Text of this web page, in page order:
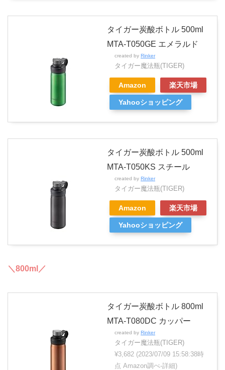
タイガー炭酸ボトル 500ml
MTA-T050GE エメラルド
created by Rinker
タイガー魔法瓶(TIGER)
Amazon 楽天市場
Yahooショッピング
タイガー炭酸ボトル 500ml
MTA-T050KS スチール
created by Rinker
タイガー魔法瓶(TIGER)
Amazon 楽天市場
Yahooショッピング
＼800ml／
タイガー炭酸ボトル 800ml
MTA-T080DC カッパー
created by Rinker
タイガー魔法瓶(TIGER)
¥3,682 (2023/07/09 15:58:38時
点 Amazon調べ-詳細)